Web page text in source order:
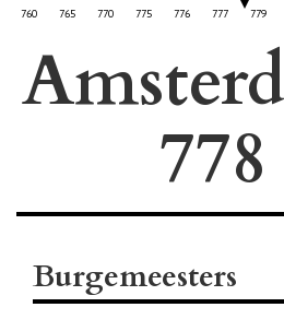
760 765 770 775 776 777 779
Burgemeesters